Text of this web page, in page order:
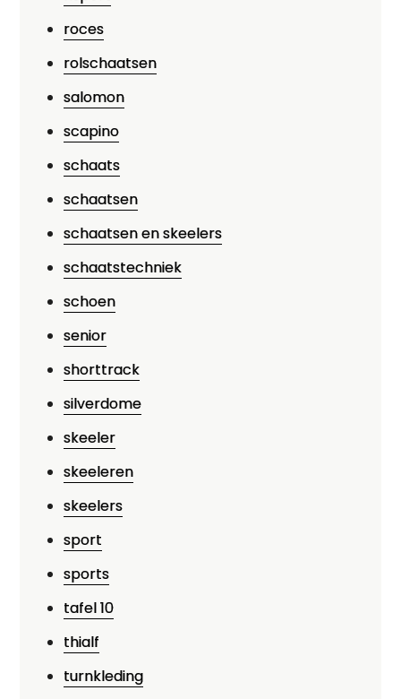
roces
rolschaatsen
salomon
scapino
schaats
schaatsen
schaatsen en skeelers
schaatstechniek
schoen
senior
shorttrack
silverdome
skeeler
skeeleren
skeelers
sport
sports
tafel 10
thialf
turnkleding